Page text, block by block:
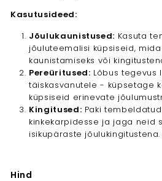
Kasutusideed:
Jõulukaunistused: Kasuta
jõuluteemalisi küpsiseid,
kaunistamiseks või
Pereüritused: Lõbus tegevus
täiskasvanutele - küpsetage
küpsiseid erinevate
Kingitused: Paki
kinkekarpidesse ja jaga neid
isikupäraste jõulukingitustena.
Hind